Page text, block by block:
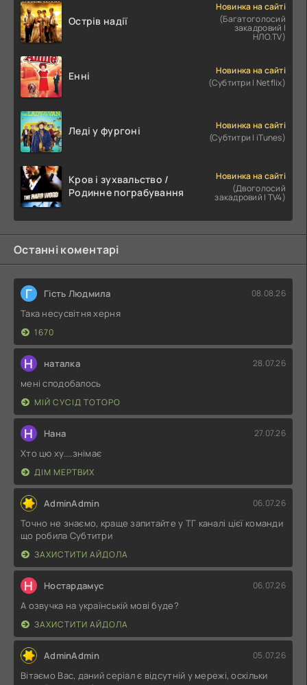
Острів надії
Новинка на сайті
(Багатоголосий
закадровий |
НЛО.TV)
Енні
Новинка на сайті
(Субтитри | Netflix)
Леді у фургоні
Новинка на сайті
(Субтитри | iTunes)
Кров і зухвальство /
Родинне пограбування
Новинка на сайті
(Двоголосий
закадровий | TV4)
Останні коментарі
Г Гість Людмила 08.08.26
Така несусвітня херня
1670
Н наталка 28.07.26
мені сподобалось
МІЙ СУСІД ТОТОРО
Н Нана 27.07.26
Хто цю ху....знімає
ДІМ МЕРТВИХ
AdminAdmin 06.07.26
Точно не знаємо, краще запитайте у ТГ каналі цієї команди
що робила Субтитри
ЗАХИСТИТИ АЙДОЛА
Н Ностардамус 06.07.26
А озвучка на українській мові буде?
ЗАХИСТИТИ АЙДОЛА
AdminAdmin 05.07.26
Вітаємо Вас, даний серіал є відсутній у мережі, оскільки